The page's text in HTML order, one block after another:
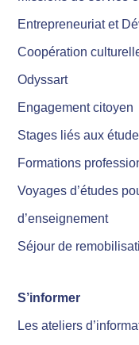
Entrepreneuriat et
Coopération
Odyssart
Engagement citoyen
Stages liés aux
Formations
Voyages d’études
d’enseignement
Séjour de
S’informer
Les ateliers